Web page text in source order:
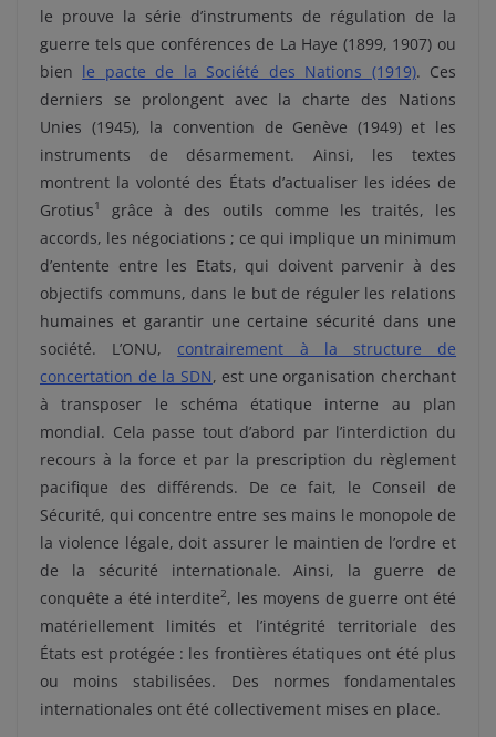
le prouve la série d’instruments de régulation de la
guerre tels que conférences de La Haye (1899, 1907) ou
bien le pacte de la Société des Nations (1919). Ces
derniers se prolongent avec la charte des Nations
Unies (1945), la convention de Genève (1949) et les
instruments de désarmement. Ainsi, les textes
montrent la volonté des États d’actualiser les idées de
Grotius1
grâce à des outils comme les traités, les
accords, les négociations ; ce qui implique un minimum
d’entente entre les Etats, qui doivent parvenir à des
objectifs communs, dans le but de réguler les relations
humaines et garantir une certaine sécurité dans une
société. L’ONU, contrairement à la structure de
concertation de la SDN, est une organisation cherchant
à transposer le schéma étatique interne au plan
mondial. Cela passe tout d’abord par l’interdiction du
recours à la force et par la prescription du règlement
pacifique des différends. De ce fait, le Conseil de
Sécurité, qui concentre entre ses mains le monopole de
la violence légale, doit assurer le maintien de l’ordre et
de la sécurité internationale. Ainsi, la guerre de
conquête a été interdite2, les moyens de guerre ont été
matériellement limités et l’intégrité territoriale des
États est protégée : les frontières étatiques ont été plus
ou moins stabilisées. Des normes fondamentales
internationales ont été collectivement mises en place.